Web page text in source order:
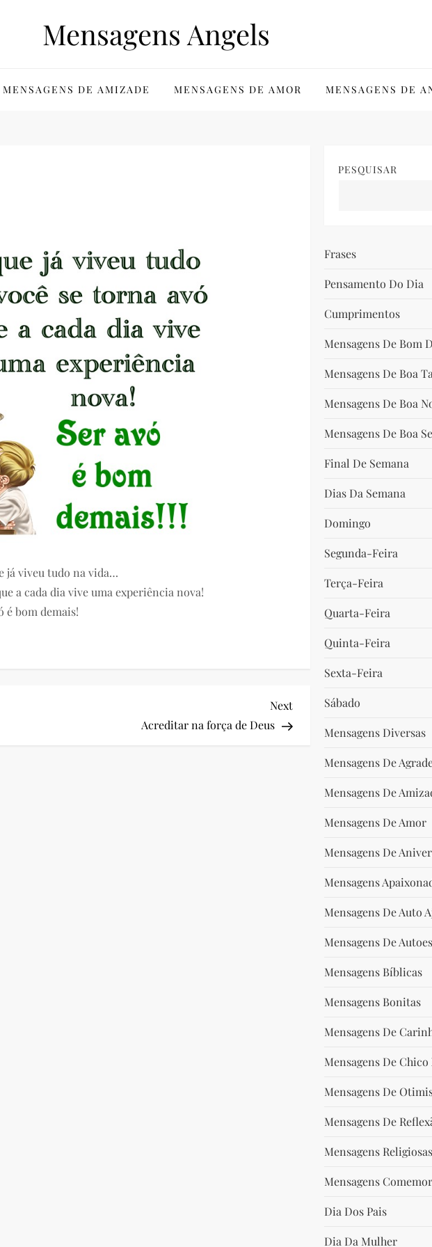
Mensagens Angels
MENSAGENS DE AMIZADE MENSAGENS DE AMOR MENSAGENS DE
já viveu tudo na vida…
a cada dia vive uma experiência nova!
é bom demais!
Next
Post
Next
Acreditar na força de Deus
PESQUISAR
Frases
Pensamento Do Dia
Cumprimentos
Mensagens De Bom
Mensagens De Boa
Mensagens De Boa
Mensagens De Boa
Final De Semana
Dias Da Semana
Domingo
Segunda-Feira
Terça-Feira
Quarta-Feira
Quinta-Feira
Sexta-Feira
Sábado
Mensagens Diversas
Mensagens De
Mensagens De
Mensagens De Amor
Mensagens De
Mensagens
Mensagens De Auto
Mensagens De
Mensagens Bíblicas
Mensagens Bonitas
Mensagens De
Mensagens De
Mensagens De
Mensagens De
Mensagens Religiosas
Mensagens
Dia Dos Pais
Dia Da Mulher